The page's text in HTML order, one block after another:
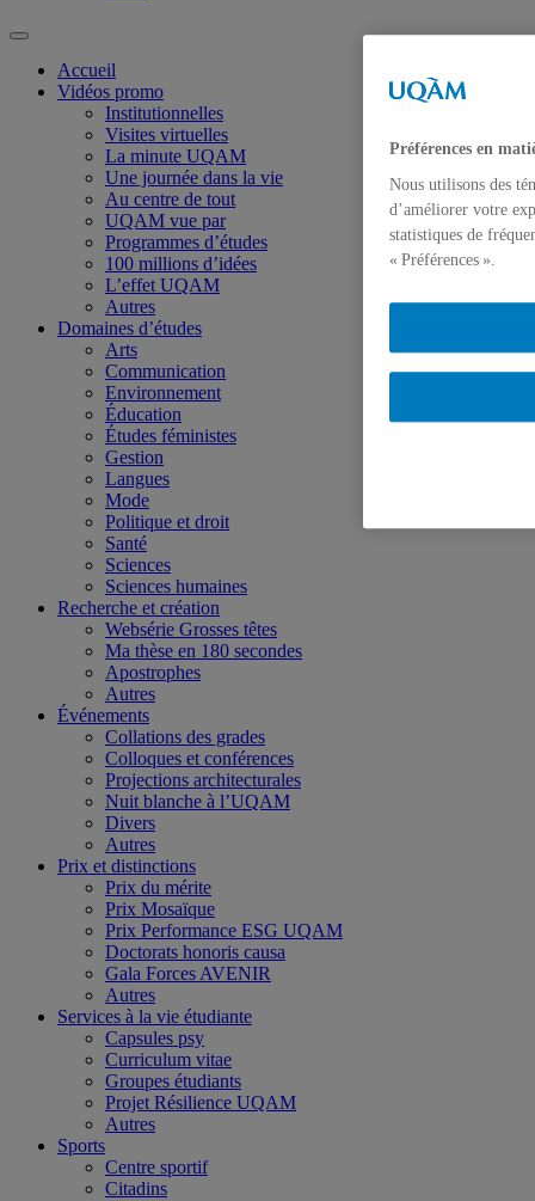
Accueil
Vidéos promo
Institutionnelles
Visites virtuelles
La minute UQAM
Une journée dans la vie
Au centre de tout
UQAM vue par
Programmes d’études
100 millions d’idées
L’effet UQAM
Autres
Domaines d’études
Arts
Communication
Environnement
Éducation
Études féministes
Gestion
Langues
Mode
Politique et droit
Santé
Sciences
Sciences humaines
Recherche et création
Websérie Grosses têtes
Ma thèse en 180 secondes
Apostrophes
Autres
Événements
Collations des grades
Colloques et conférences
Projections architecturales
Nuit blanche à l’UQAM
Divers
Autres
Prix et distinctions
Prix du mérite
Prix Mosaïque
Prix Performance ESG UQAM
Doctorats honoris causa
Gala Forces AVENIR
Autres
Services à la vie étudiante
Capsules psy
Curriculum vitae
Groupes étudiants
Projet Résilience UQAM
Autres
Sports
Centre sportif
Citadins
Préférences en
Nous utilisons des
d’améliorer votre
statistiques de
« Préférences ».